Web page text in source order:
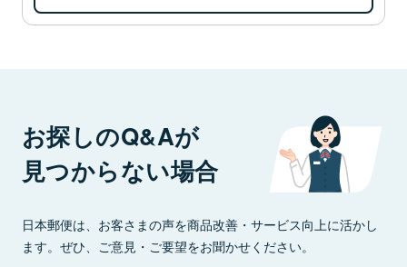
お探しのQ&Aが
見つからない場合
日本郵便は、お客さまの声を商品改善・サービス向上に活かし
ます。ぜひ、ご意見・ご要望をお聞かせください。